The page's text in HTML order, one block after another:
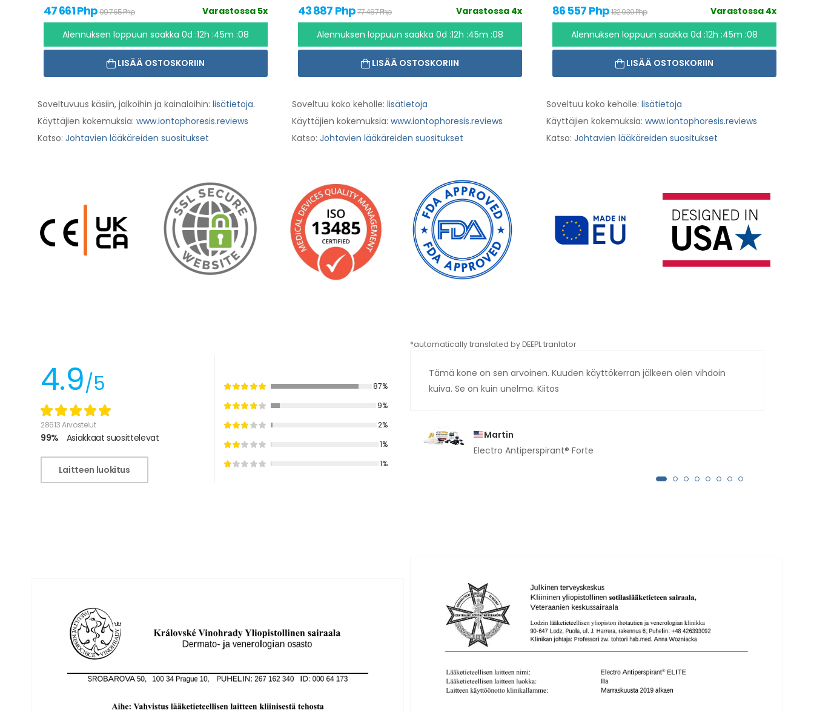
Varastossa 5x
47 661 Php99 765 Php
Alennuksen loppuun saakka 0d :12h :45m :07
LISÄÄ OSTOSKORIIN
Soveltuvuus käsiin, jalkoihin ja kainaloihin: lisätietoja.
Käyttäjien kokemuksia: www.iontophoresis.reviews
Katso: Johtavien lääkäreiden suositukset
Varastossa 4x
43 887 Php77 487 Php
Alennuksen loppuun saakka 0d :12h :45m :07
LISÄÄ OSTOSKORIIN
Soveltuu koko keholle: lisätietoja
Käyttäjien kokemuksia: www.iontophoresis.reviews
Katso: Johtavien lääkäreiden suositukset
Varastossa 4x
86 557 Php132 939 Php
Alennuksen loppuun saakka 0d :12h :45m :07
LISÄÄ OSTOSKORIIN
Soveltuu koko keholle: lisätietoja
Käyttäjien kokemuksia: www.iontophoresis.reviews
Katso: Johtavien lääkäreiden suositukset
4.9/5
28613 Arvostelut
99% Asiakkaat suosittelevat
Laitteen luokitus
87%
9%
2%
1%
1%
*automatically translated by DEEPL tranlator
Tämä kone on sen arvoinen. Kuuden käyttökerran jälkeen olen vihdoin
kuiva. Se on kuin unelma. Kiitos
Martin
Electro Antiperspirant® Forte